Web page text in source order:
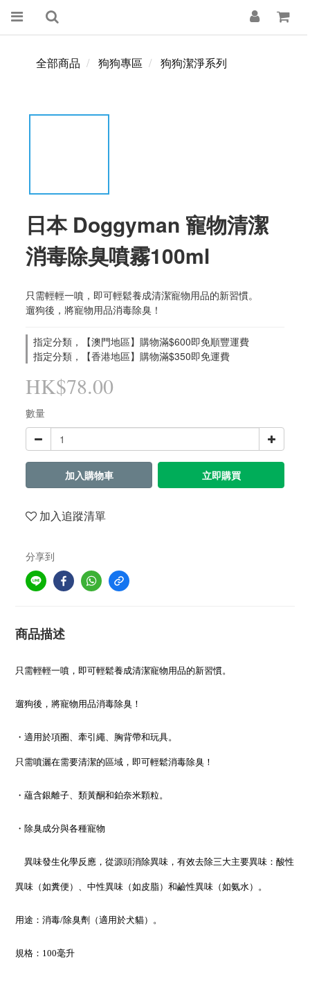
全部商品 狗狗專區 狗狗潔淨系列
日本 Doggyman 寵物清潔
消毒除臭噴霧100ml
只需輕輕一噴，即可輕鬆養成清潔寵物用品的新習慣。
遛狗後，將寵物用品消毒除臭！
指定分類，【澳門地區】購物滿$600即免順豐運費
指定分類，【香港地區】購物滿$350即免運費
HK$78.00
數量
加入購物車 立即購買
加入追蹤清單
分享到
商品描述
只需輕輕一噴，即可輕鬆養成清潔寵物用品的新習慣。
遛狗後，將寵物用品消毒除臭！
・適用於項圈、牽引繩、胸背帶和玩具。
只需噴灑在需要清潔的區域，即可 輕鬆消毒除臭！
・蘊含銀離子、類黃酮和鉑奈米顆粒。
・除臭成分與各種寵物
異味發生化學反應，從源頭消除異味，有效去除三大主要異味：酸性
異味（如糞便）、中性異味（如皮脂）和鹼性異味（如氨水）。
用途：消毒/除臭劑（適用於犬貓）。
規格：100毫升